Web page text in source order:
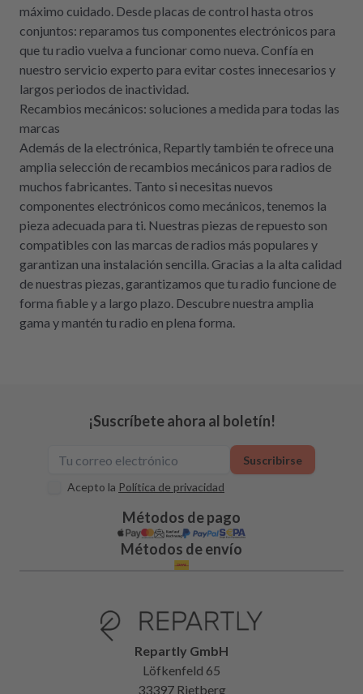
máximo cuidado. Desde placas de control hasta otros
conjuntos: reparamos tus componentes electrónicos para
que tu radio vuelva a funcionar como nueva. Confía en
nuestro servicio experto para evitar costes innecesarios y
largos periodos de inactividad.
Recambios mecánicos: soluciones a medida para todas las
marcas
Además de la electrónica, Repartly también te ofrece una
amplia selección de recambios mecánicos para radios de
muchos fabricantes. Tanto si necesitas nuevos
componentes electrónicos como mecánicos, tenemos la
pieza adecuada para ti. Nuestras piezas de repuesto son
compatibles con las marcas de radios más populares y
garantizan una instalación sencilla. Gracias a la alta calidad
de nuestras piezas, garantizamos que tu radio funcione de
forma fiable y a largo plazo. Descubre nuestra amplia
gama y mantén tu radio en plena forma.
¡Suscríbete ahora al boletín!
Acepto la Política de privacidad
Suscribirse
Métodos de pago
Métodos de envío
Repartly GmbH
Löfkenfeld 65
33397 Rietberg